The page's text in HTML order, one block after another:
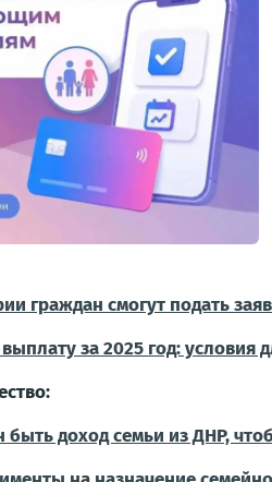
граждан смогут подать
за 2025 год: условия
быть доход семьи из ДНР,